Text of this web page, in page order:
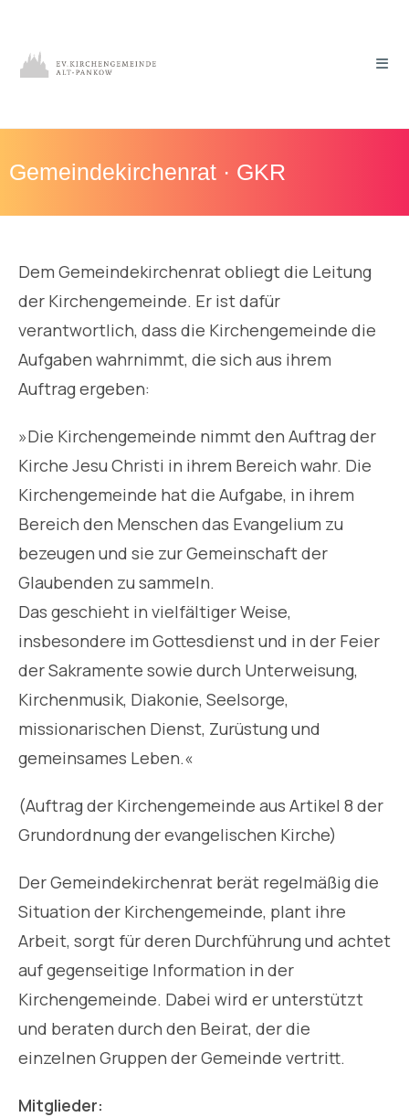
Gemeindekirchenrat · GKR
Dem Gemeindekirchenrat obliegt die Leitung
der Kirchengemeinde. Er ist dafür
verantwortlich, dass die Kirchengemeinde die
Aufgaben wahrnimmt, die sich aus ihrem
Auftrag ergeben:
»Die Kirchengemeinde nimmt den Auftrag der
Kirche Jesu Christi in ihrem Bereich wahr. Die
Kirchengemeinde hat die Aufgabe, in ihrem
Bereich den Menschen das Evangelium zu
bezeugen und sie zur Gemeinschaft der
Glaubenden zu sammeln.
Das geschieht in vielfältiger Weise,
insbesondere im Gottesdienst und in der Feier
der Sakramente sowie durch Unterweisung,
Kirchenmusik, Diakonie, Seelsorge,
missionarischen Dienst, Zurüstung und
gemeinsames Leben.«
(Auftrag der Kirchengemeinde aus Artikel 8 der
Grundordnung der evangelischen Kirche)
Der Gemeindekirchenrat berät regelmäßig die
Situation der Kirchengemeinde, plant ihre
Arbeit, sorgt für deren Durchführung und achtet
auf gegenseitige Information in der
Kirchengemeinde. Dabei wird er unterstützt
und beraten durch den Beirat, der die
einzelnen Gruppen der Gemeinde vertritt.
Mitglieder: